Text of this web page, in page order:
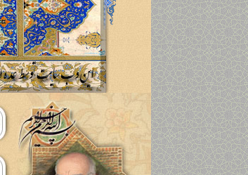
تماس با ما
نقشه سایت
تعاون و همکاری